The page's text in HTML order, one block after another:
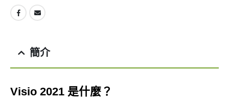
簡介
Visio 2021 是什麼？